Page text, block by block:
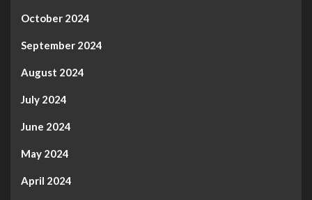
October 2024
September 2024
August 2024
July 2024
June 2024
May 2024
April 2024